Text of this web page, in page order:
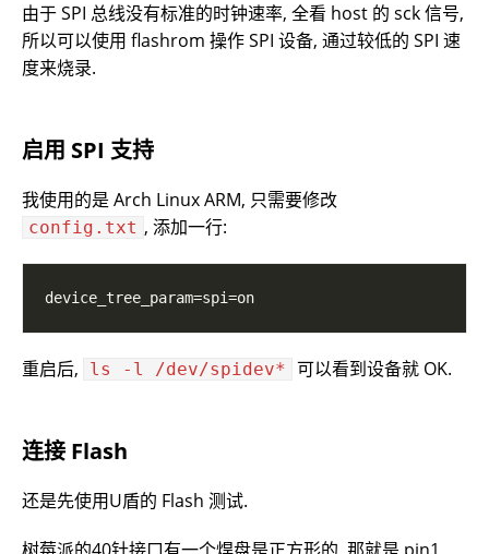
由于 SPI 总线没有标准的时钟速率, 全看 host 的 sck 信号,
所以可以使用 flashrom 操作 SPI 设备, 通过较低的 SPI 速
度来烧录.
启用 SPI 支持
我使用的是 Arch Linux ARM, 只需要修改
config.txt , 添加一行:
重启后, ls -l /dev/spidev* 可以看到设备就 OK.
连接 Flash
还是先使用U盾的 Flash 测试.